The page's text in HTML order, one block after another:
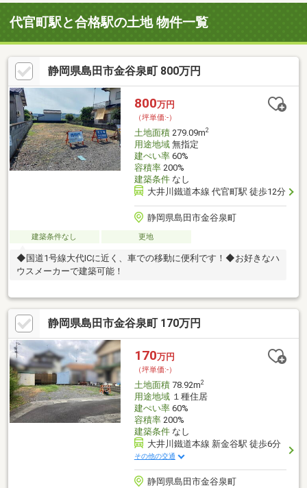
代官町駅と合格駅の土地 物件一覧
静岡県島田市金谷泉町 800万円
800万円
（坪単価:-）
土地面積279.09m2
用途地域無指定
建ぺい率60%
容積率200%
建築条件なし
大井川鐵道本線 代官町駅 徒歩12分
静岡県島田市金谷泉町
建築条件なし 更地
◆国道1号線大代ICに近く、車での移動に便利です！◆お好きなハ
ウスメーカーで建築可能！
静岡県島田市金谷泉町 170万円
170万円
（坪単価:-）
土地面積78.92m2
用途地域１種住居
建ぺい率60%
容積率200%
建築条件なし
大井川鐵道本線 新金谷駅 徒歩6分
その他の交通
静岡県島田市金谷泉町